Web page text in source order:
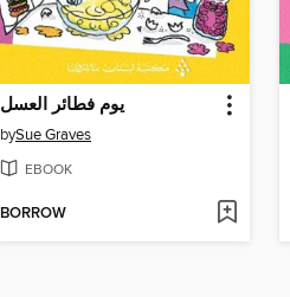
يوم فطائر العسل
bySue Graves
EBOOK
BORROW